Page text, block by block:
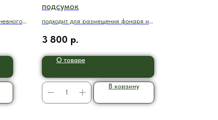
подсумок
подходит для размещения фонаря и
3 800 р.
О товаре
В корзину